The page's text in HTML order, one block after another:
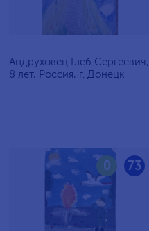
Андруховец Глеб Сергеевич,
8 лет, Россия, г. Донецк
73
0